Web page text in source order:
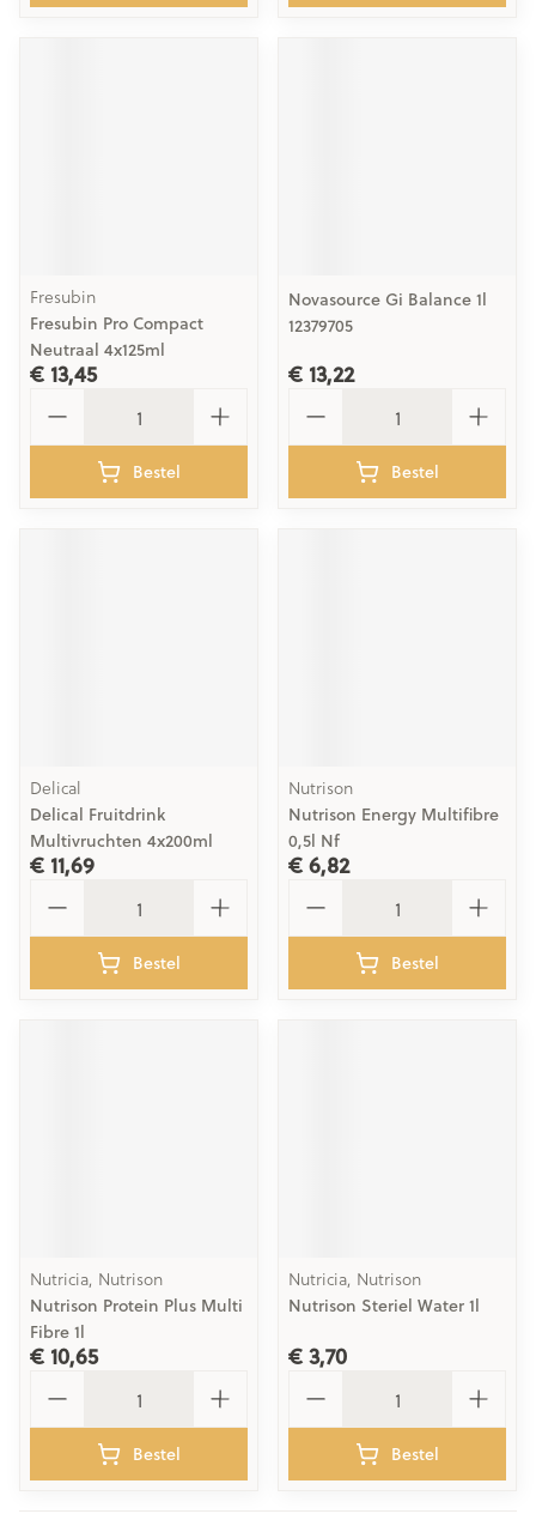
Fresubin
Fresubin Pro Compact
Neutraal 4x125ml
€ 13,45
Bestel
Novasource Gi Balance 1l
12379705
€ 13,22
Bestel
Delical
Delical Fruitdrink
Multivruchten 4x200ml
€ 11,69
Bestel
Nutrison
Nutrison Energy Multifibre
0,5l Nf
€ 6,82
Bestel
Nutricia, Nutrison
Nutrison Protein Plus Multi
Fibre 1l
€ 10,65
Bestel
Nutricia, Nutrison
Nutrison Steriel Water 1l
€ 3,70
Bestel